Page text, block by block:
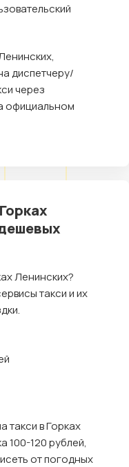
диспетчеру/
через
официальном
Ленинских?
такси и их
такси в Горках
100-120 рублей,
от погодных